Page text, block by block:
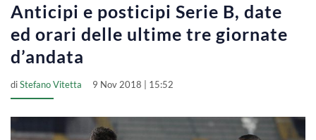
Anticipi e posticipi Serie B, date
ed orari delle ultime tre giornate
d’andata
diStefano Vitetta 9 Nov 2018 | 15:52